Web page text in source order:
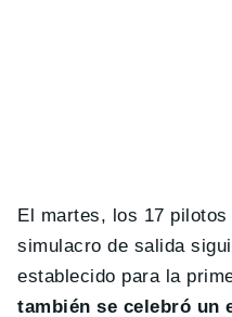
El martes, los 17
simulacro de salida
establecido para la
también se celebró un